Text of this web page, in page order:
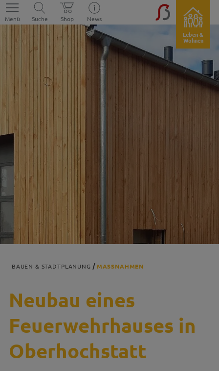
Menü Suche Shop
News
Leben &
Wohnen
BAUEN & STADTPLANUNG MASSNAHMEN
Neubau eines
Feuerwehrhauses in
Oberhochstatt